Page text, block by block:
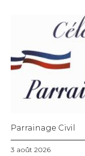
Parrainage Civil
3 août 2026